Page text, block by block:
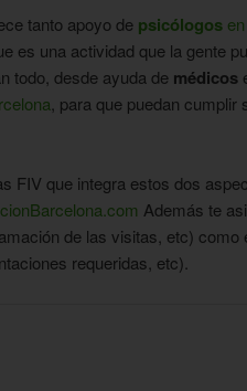
tanto apoyo de psicólogosen
es una actividad que la gente
todo, desde ayuda de médicos
, para que puedan
FIV que integra estos dos
Además te
de las visitas, etc) como
requeridas, etc).